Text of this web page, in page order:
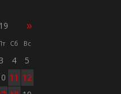
»
Сб Вс
3 4
5
11 12